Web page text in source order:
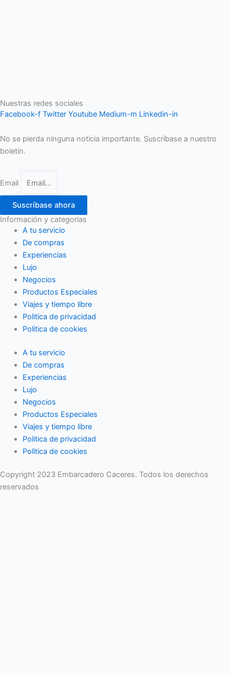
Nuestras redes sociales
Facebook-f Twitter Youtube Medium-m Linkedin-in
No se pierda ninguna noticia importante. Suscríbase a nuestro
boletín.
Email
Suscríbase ahora
Información y categorias
A tu servicio
De compras
Experiencias
Lujo
Negocios
Productos Especiales
Viajes y tiempo libre
Politica de privacidad
Politica de cookies
A tu servicio
De compras
Experiencias
Lujo
Negocios
Productos Especiales
Viajes y tiempo libre
Politica de privacidad
Politica de cookies
Copyright 2023 Embarcadero Caceres. Todos los derechos
reservados